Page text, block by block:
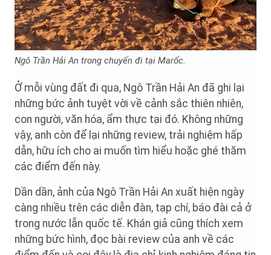
Ngô Trần Hải An trong chuyến đi tại Marốc.
Ở mỗi vùng đất đi qua, Ngô Trần Hải An đã ghi lại
những bức ảnh tuyệt vời về cảnh sắc thiên nhiên,
con người, văn hóa, ẩm thực tại đó. Không những
vậy, anh còn để lại những review, trải nghiệm hấp
dẫn, hữu ích cho ai muốn tìm hiểu hoặc ghé thăm
các điểm đến này.
Dần dần, ảnh của Ngô Trần Hải An xuất hiện ngày
càng nhiều trên các diễn đàn, tạp chí, báo đài cả ở
trong nước lẫn quốc tế. Khán giả cũng thích xem
những bức hình, đọc bài review của anh về các